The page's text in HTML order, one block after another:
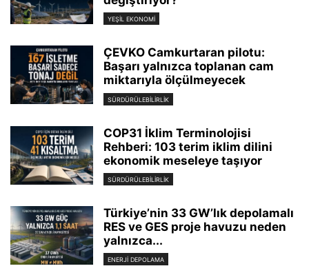
YEŞIL EKONOMI
ÇEVKO Camkurtaran pilotu:
Başarı yalnızca toplanan cam
miktarıyla ölçülmeyecek
SÜRDÜRÜLEBILIRLIK
COP31 İklim Terminolojisi
Rehberi: 103 terim iklim dilini
ekonomik meseleye taşıyor
SÜRDÜRÜLEBILIRLIK
Türkiye’nin 33 GW’lık depolamalı
RES ve GES proje havuzu neden
yalnızca...
ENERJI DEPOLAMA